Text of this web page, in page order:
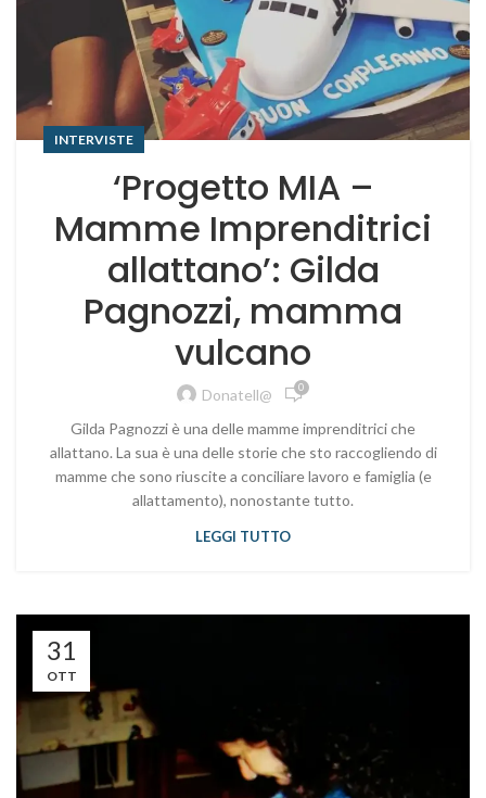
INTERVISTE
‘Progetto MIA –
Mamme Imprenditrici
allattano’: Gilda
Pagnozzi, mamma
vulcano
Donatell@ 0
Gilda Pagnozzi è una delle mamme imprenditrici che
allattano. La sua è una delle storie che sto raccogliendo di
mamme che sono riuscite a conciliare lavoro e famiglia (e
allattamento), nonostante tutto.
LEGGI TUTTO
31
OTT